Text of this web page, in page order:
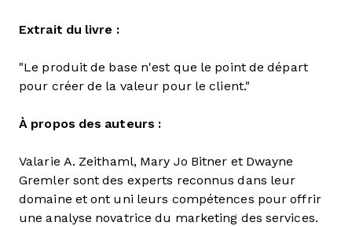
Extrait du livre :
"Le produit de base n'est que le point de départ
pour créer de la valeur pour le client."
À propos des auteurs :
Valarie A. Zeithaml, Mary Jo Bitner et Dwayne
Gremler sont des experts reconnus dans leur
domaine et ont uni leurs compétences pour offrir
une analyse novatrice du marketing des services.